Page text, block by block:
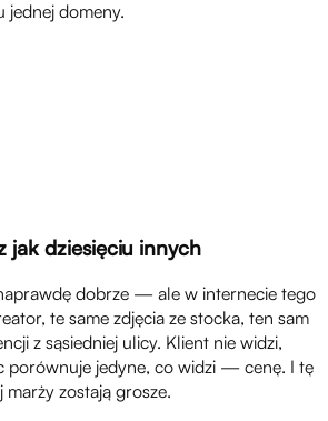
jednej domeny.
jak dziesięciu innych
dobrze — ale w internecie tego
te same zdjęcia ze stocka, ten sam
z sąsiedniej ulicy. Klient nie widzi,
porównuje jedyne, co widzi — cenę. I tę
marży zostają grosze.